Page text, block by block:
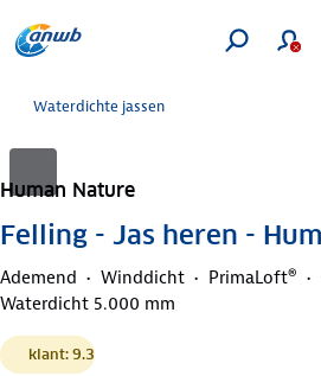
Waterdichte jassen
Human Nature
Felling - Jas heren -
Ademend Winddicht PrimaLoft®
Waterdicht 5.000 mm
klant: 9.3